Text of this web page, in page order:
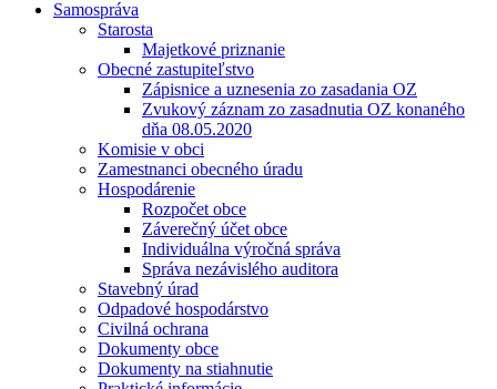
Samospráva
Starosta
Majetkové priznanie
Obecné zastupiteľstvo
Zápisnice a uznesenia zo zasadania OZ
Zvukový záznam zo zasadnutia OZ konaného
dňa 08.05.2020
Komisie v obci
Zamestnanci obecného úradu
Hospodárenie
Rozpočet obce
Záverečný účet obce
Individuálna výročná správa
Správa nezávislého auditora
Stavebný úrad
Odpadové hospodárstvo
Civilná ochrana
Dokumenty obce
Dokumenty na stiahnutie